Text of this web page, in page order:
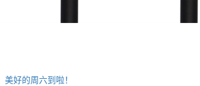
​美好的周六到啦！